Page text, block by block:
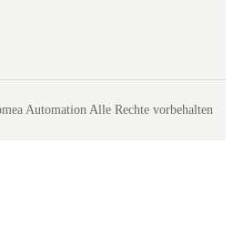
Automation Alle Rechte vorbehalten